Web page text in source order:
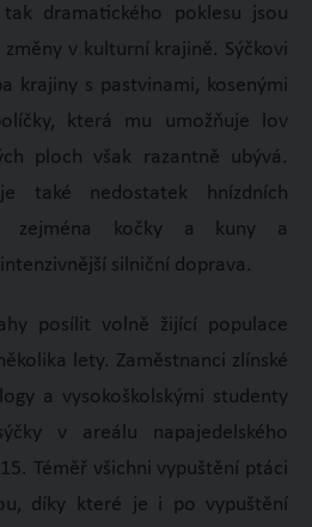
dramatického poklesu jsou
v kulturní krajině. Sýčkovi
krajiny s pastvinami, kosenými
která mu umožňuje lov
ploch však razantně ubývá.
také nedostatek hnízdních
zejména kočky a kuny a
silniční doprava.
posílit volně žijící populace
lety. Zaměstnanci zlínské
a vysokoškolskými studenty
v areálu napajedelského
Téměř všichni vypuštění ptáci
díky které je i po vypuštění